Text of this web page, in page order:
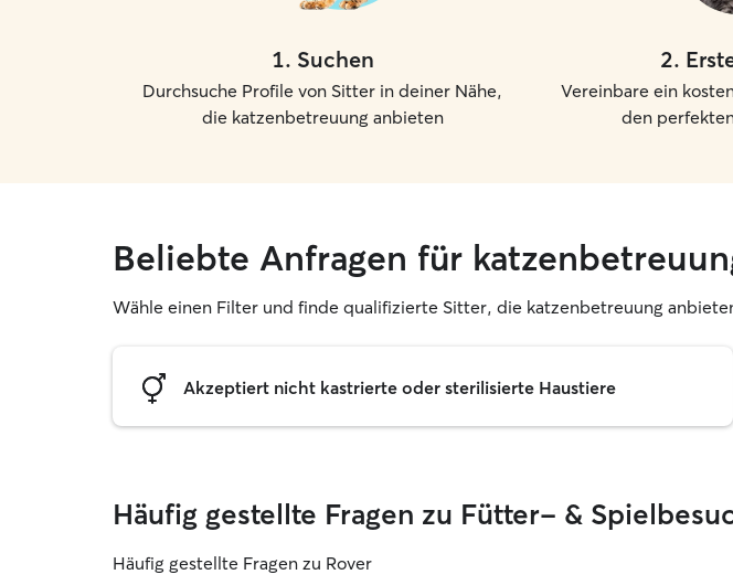
1. Suchen
Durchsuche Profile von Sitter in deiner Nähe,
die katzenbetreuung anbieten
2.
Vereinbare ein
den
Beliebte Anfragen für
Wähle einen Filter und finde qualifizierte Sitter, die katzenbetreuung
Akzeptiert nicht kastrierte oder sterilisierte Haustiere
Häufig gestellte Fragen zu Fütter- &
Häufig gestellte Fragen zu Rover